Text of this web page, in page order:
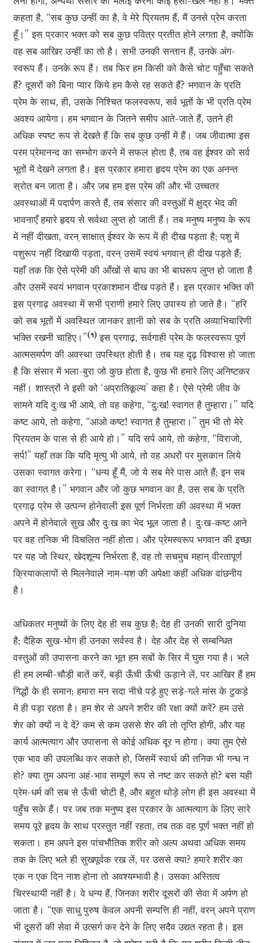
कहता है, “सब कुछ उन्हीं का है, वे मेरे प्रियतम हैं, मैं उनसे प्रेम करता
हूँ।” इस प्रकार भक्त को सब कुछ पवित्र प्रतीत होने लगता है, क्योंकि
वह सब आखिर उन्हीं का तो है। सभी उनकी सन्तान हैं, उनके अंग-
स्वरूप हैं। उनके रूप हैं। तब फिर हम किसी को कैसे चोट पहुँचा सकते
हैं? दूसरों को बिना प्यार किये हम कैसे रह सकते हैं? भगवान के प्रति
प्रेम के साथ, ही, उसके निश्चित फलस्वरूप, सर्व भूतों के भी प्रति प्रेम
अवश्य आयेगा। हम भगवान के जितने समीप आते-जाते हैं, उतने ही
अधिक स्पष्ट रूप से देखते हैं कि सब कुछ उन्हीं में हैं। जब जीवात्मा इस
परम प्रेमानन्द का सम्भोग करने में सफल होता है, तब वह ईश्वर को सर्व
भूतों में देखने लगता है। इस प्रकार हमारा हृदय प्रेम का एक अनन्त
स्रोत बन जाता है। और जब हम इस प्रेम की और भी उच्चतर
अवस्थाओं में पदार्पण करते हैं, तब संसार की वस्तुओं में क्षुद्र भेद की
भावनाएँ हमारे हृदय से सर्वथा लुप्त हो जाती हैं। तब मनुष्य मनुष्य के रूप
में नहीं दीखता, वरन् साक्षात् ईश्वर के रूप में ही दीख पड़ता है; पशु में
पशुरूप नहीं दिखायी पड़ता, वरन् उसमें स्वयं भगवान् ही दीख पड़ते हैं;
यहाँ तक कि ऐसे प्रेमी की आँखों से बाघ का भी बाघरूप लुप्त हो जाता है
और उसमें स्वयं भगवान प्रकाशमान दीख पड़ते हैं। इस प्रकार भक्ति की
इस प्रगाढ़ अवस्था में सभी प्राणी हमारे लिए उपास्य हो जाते है। “हरि
को सब भूतों में अवस्थित जानकर ज्ञानी को सब के प्रति अव्याभिचारिणी
भक्ति रखनी चाहिए।”(१) इस प्रगाढ़, सर्वगाही प्रेम के फलस्वरूप पूर्ण
आत्मसमर्पण की अवस्था उपस्थित होती है। तब यह दृढ़ विश्वास हो जाता
है कि संसार में भला-बुरा जो कुछ होता है, कुछ भी हमारे लिए अनिष्टकर
नहीं। शास्त्रों ने इसी को ‘अप्रातिकूल्य’ कहा है। ऐसे प्रेमी जीव के
सामने यदि दुःख भी आये, तो वह कहेगा, “दुःख! स्वागत है तुम्हारा।” यदि
कष्ट आये, तो कहेगा, “आओ कष्ट! स्वागत है तुम्हारा।” तुम भी तो मेरे
प्रियतम के पास से ही आये हो।” यदि सर्प आये, तो कहेगा, “विराजो,
सर्प!” यहाँ तक कि यदि मृत्यु भी आये, तो वह अधरों पर मुसकान लिये
उसका स्वागत करेगा। “धन्य हूँ मैं, जो ये सब मेरे पास आते हैं; इन सब
का स्वागत है।” भगवान और जो कुछ भगवान का है, उस सब के प्रति
प्रगाढ़ प्रेम से उत्पन्न होनेवाली इस पूर्ण निर्भरता की अवस्था में भक्त
अपने में होनेवाले सुख और दुःख का भेद भूल जाता है। दुःख-कष्ट आने
पर वह तनिक भी विचलित नहीं होता। और प्रेमस्वरूप भगवान की इच्छा
पर यह जो स्थिर, खेदशून्य निर्भरता है, वह तो सचमुच महान् वीरतापूर्ण
क्रियाकलापों से मिलनेवाले नाम-यश की अपेक्षा कहीं अधिक वांछनीय
है।
अधिकतर मनुष्यों के लिए देह ही सब कुछ है; देह ही उनकी सारी दुनिया
है; दैहिक सुख-भोग ही उनका सर्वस्व है। देह और देह से सम्बन्धित
वस्तुओं की उपासना करने का भूत हम सबों के सिर में घुस गया है। भले
ही हम लम्बी-चौड़ी बातें करें, बड़ी ऊँची ऊँची ऊड़ाने लें, पर आखिर हैं हम
गिद्धों के ही समान; हमारा मन सदा नीचे पड़े हुए सड़े-गले मांस के टुकड़े
में ही पड़ा रहता है। हम शेर से अपने शरीर की रक्षा क्यों करें? हम उसे
शेर को क्यों न दे दें? कम से कम उससे शेर की तो तृप्ति होगी, और यह
कार्य आत्मत्याग और उपासना से कोई अधिक दूर न होगा। क्या तुम ऐसे
एक भाव की उपलब्धि कर सकते हो, जिसमें स्वार्थ की तनिक भी गन्ध न
हो? क्या तुम अपना अहं-भाव सम्पूर्ण रूप से नष्ट कर सकते हो? बस यही
प्रेम-धर्म की सब से ऊँची चोटी है, और बहुत थोड़े लोग ही इस अवस्था में
पहुँच सके हैं। पर जब तक मनुष्य इस प्रकार के आत्मत्याग के लिए सारे
समय पूरे हृदय के साथ प्रस्तुत नहीं रहता, तब तक वह पूर्ण भक्त नहीं हो
सकता। हम अपने इस पांचभौतिक शरीर को अल्प अथवा अधिक समय
तक के लिए भले ही सुखपूर्वक रख लें, पर उससे क्या? हमारे शरीर का
एक न एक दिन नाश होना तो अवश्यम्भावी है। उसका अस्तित्व
चिरस्थायी नहीं है। वे धन्य हैं, जिनका शरीर दूसरों की सेवा में अर्पण हो
जाता है। “एक साधु पुरुष केवल अपनी सम्पत्ति ही नहीं, वरन् अपने प्राण
भी दूसरों की सेवा में उत्सर्ग कर देने के लिए सदैव उद्यत रहता है। इस